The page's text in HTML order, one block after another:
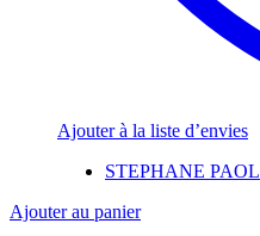
Ajouter à la liste d’envies
STEPHANE PAOL
Ajouter au panier